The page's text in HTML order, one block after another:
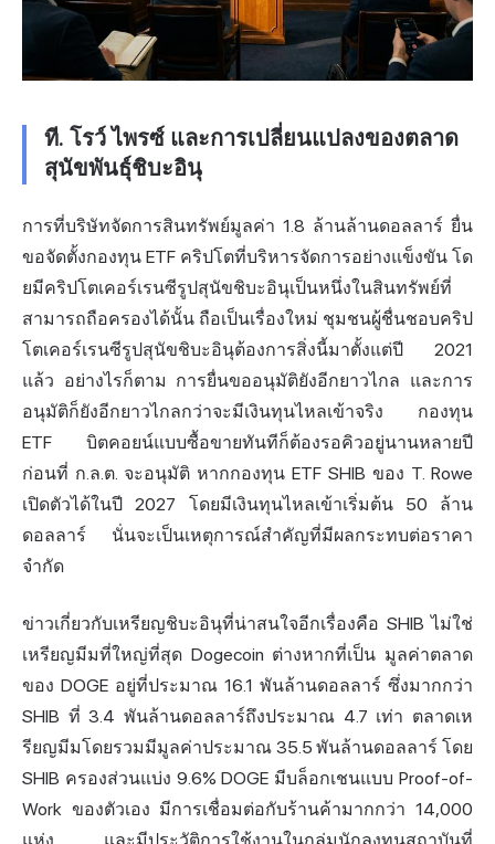
ที. โรว์ ไพรซ์ และการเปลี่ยนแปลงของตลาด
สุนัขพันธุ์ชิบะอินุ
การที่บริษัทจัดการสินทรัพย์มูลค่า 1.8 ล้านล้านดอลลาร์ ยื่น
ขอจัดตั้งกองทุน ETF คริปโตที่บริหารจัดการอย่างแข็งขัน โด
ยมีคริปโตเคอร์เรนซีรูปสุนัขชิบะอินุเป็นหนึ่งในสินทรัพย์ที่
สามารถถือครองได้นั้น ถือเป็นเรื่องใหม่ ชุมชนผู้ชื่นชอบคริป
โตเคอร์เรนซีรูปสุนัขชิบะอินุต้องการสิ่งนี้มาตั้งแต่ปี 2021
แล้ว อย่างไรก็ตาม การยื่นขออนุมัติยังอีกยาวไกล และการ
อนุมัติก็ยังอีกยาวไกลกว่าจะมีเงินทุนไหลเข้าจริง กองทุน
ETF บิตคอยน์แบบซื้อขายทันทีก็ต้องรอคิวอยู่นานหลายปี
ก่อนที่ ก.ล.ต. จะอนุมัติ หากกองทุน ETF SHIB ของ T. Rowe
เปิดตัวได้ในปี 2027 โดยมีเงินทุนไหลเข้าเริ่มต้น 50 ล้าน
ดอลลาร์ นั่นจะเป็นเหตุการณ์สำคัญที่มีผลกระทบต่อราคา
จำกัด
ข่าวเกี่ยวกับเหรียญชิบะอินุที่น่าสนใจอีกเรื่องคือ SHIB ไม่ใช่
เหรียญมีมที่ใหญ่ที่สุด Dogecoin ต่างหากที่เป็น มูลค่าตลาด
ของ DOGE อยู่ที่ประมาณ 16.1 พันล้านดอลลาร์ ซึ่งมากกว่า
SHIB ที่ 3.4 พันล้านดอลลาร์ถึงประมาณ 4.7 เท่า ตลาดเห
รียญมีมโดยรวมมีมูลค่าประมาณ 35.5 พันล้านดอลลาร์ โดย
SHIB ครองส่วนแบ่ง 9.6% DOGE มีบล็อกเชนแบบ Proof-of-
Work ของตัวเอง มีการเชื่อมต่อกับร้านค้ามากกว่า 14,000